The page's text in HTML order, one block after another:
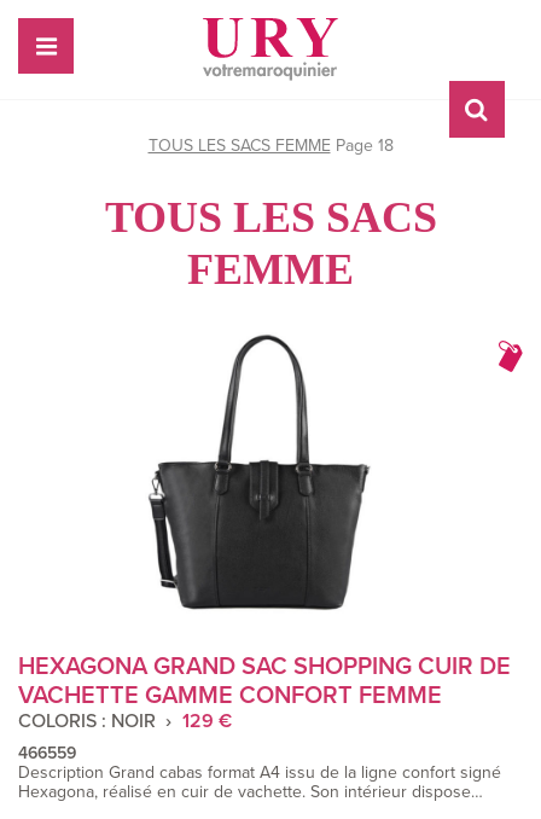
TOUS LES SACS FEMME Page 18
TOUS LES SACS
FEMME
HEXAGONA GRAND SAC SHOPPING CUIR DE
VACHETTE GAMME CONFORT FEMME
COLORIS : NOIR 129 €
466559
Description Grand cabas format A4 issu de la ligne confort signé
Hexagona, réalisé en cuir de vachette. Son intérieur dispose…